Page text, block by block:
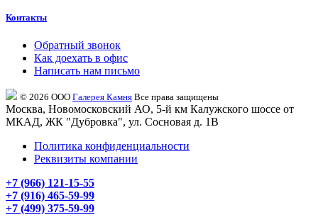
Контакты
Обратный звонок
Как доехать в офис
Написать нам письмо
© 2026 ООО Галерея Камня Все права защищены
Москва, Новомосковский АО, 5-й км Калужского шоссе от
МКАД, ЖК "Дубровка", ул. Сосновая д. 1В
Политика конфиденциальности
Реквизиты компании
+7 (966) 121-15-55
+7 (916) 465-59-99
+7 (499) 375-59-99